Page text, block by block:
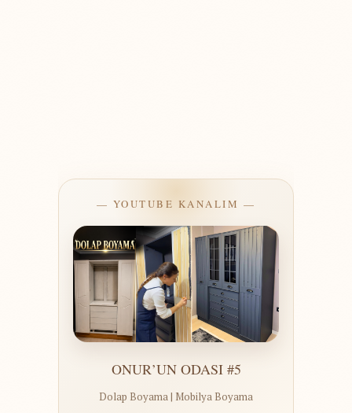
— YOUTUBE KANALIM —
ONUR’UN ODASI #5
Dolap Boyama | Mobilya Boyama